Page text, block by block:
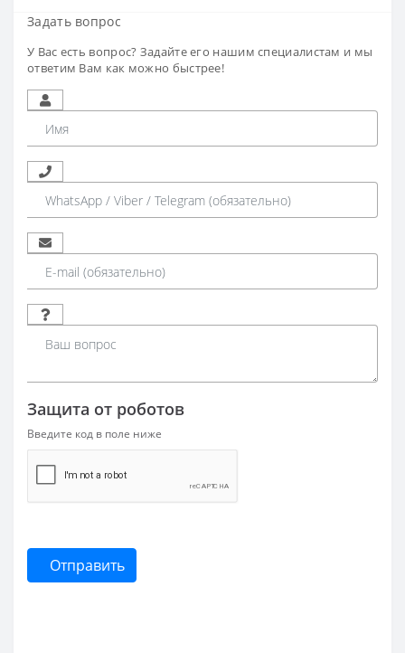
Задать вопрос
У Вас есть вопрос? Задайте его нашим специалистам и мы
ответим Вам как можно быстрее!
Защита от роботов
Введите код в поле ниже
Отправить